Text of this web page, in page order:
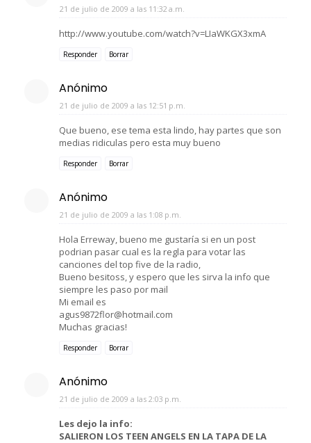
21 de julio de 2009 a las 11:32 a.m.
http://www.youtube.com/watch?v=LIaWKGX3xmA
Responder Borrar
Anónimo
21 de julio de 2009 a las 12:51 p.m.
Que bueno, ese tema esta lindo, hay partes que son
medias ridiculas pero esta muy bueno
Responder Borrar
Anónimo
21 de julio de 2009 a las 1:08 p.m.
Hola Erreway, bueno me gustaría si en un post
podrian pasar cual es la regla para votar las
canciones del top five de la radio,
Bueno besitoss, y espero que les sirva la info que
siempre les paso por mail
Mi email es
agus9872flor@hotmail.com
Muchas gracias!
Responder Borrar
Anónimo
21 de julio de 2009 a las 2:03 p.m.
Les dejo la info:
SALIERON LOS TEEN ANGELS EN LA TAPA DE LA